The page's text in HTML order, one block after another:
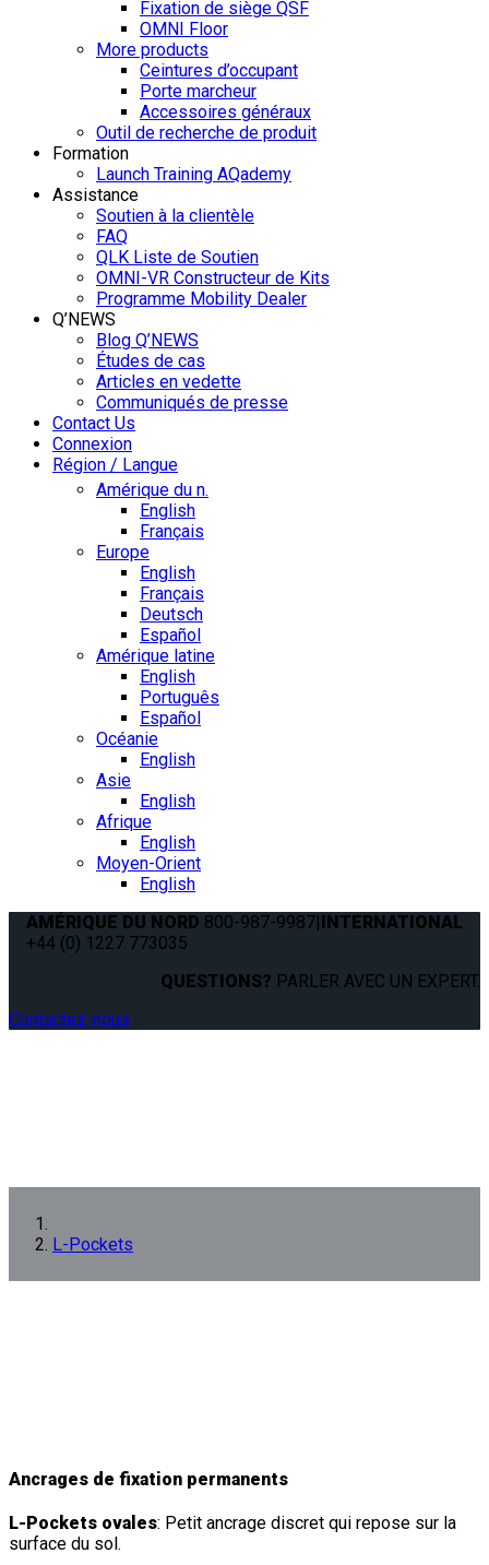
Fixation de siège QSF
OMNI Floor
More products
Ceintures d’occupant
Porte marcheur
Accessoires généraux
Outil de recherche de produit
Formation
Launch Training AQademy
Assistance
Soutien à la clientèle
FAQ
QLK Liste de Soutien
OMNI-VR Constructeur de Kits
Programme Mobility Dealer
Q’NEWS
Blog Q’NEWS
Études de cas
Articles en vedette
Communiqués de presse
Contact Us
Connexion
Région / Langue
Amérique du n.
English
Français
Europe
English
Français
Deutsch
Español
Amérique latine
English
Português
Español
Océanie
English
Asie
English
Afrique
English
Moyen-Orient
English
AMÉRIQUE DU NORD 800-987-9987|INTERNATIONAL
+44 (0) 1227 773035
QUESTIONS? PARLER AVEC UN EXPERT.
Contactez-nous
L-Pockets
Ancrages de fixation permanents
L-Pockets ovales: Petit ancrage discret qui repose sur la
surface du sol.